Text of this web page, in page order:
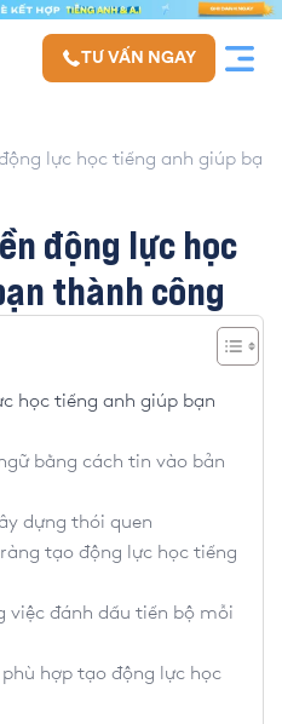
TƯ VẤN NGAY
lực học tiếng anh giúp bạn
động lực học
thành công
học tiếng anh giúp bạn
bằng cách tin vào bản
dựng thói quen
tạo động lực học tiếng
việc đánh dấu tiến bộ mỗi
phù hợp tạo động lực học